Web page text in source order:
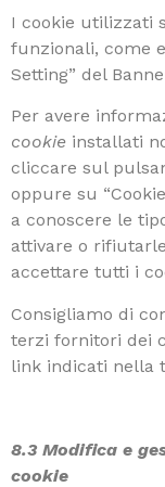
I cookie utilizzati
funzionali, come
Setting” del
Per avere
cookie installati
cliccare sul
oppure su
a conoscere le
attivare o
accettare tutti i
Consigliamo di
terzi fornitori dei
link indicati nella
8.3 Modifica e
cookie